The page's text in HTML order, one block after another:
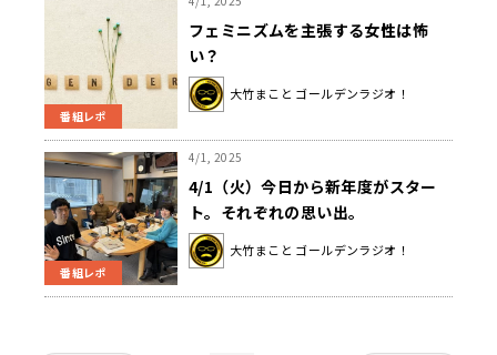
番組レポ
フェミニズムを主張する女性は怖
い？
大竹まこと ゴールデンラジオ！
番組レポ
4/1, 2025
4/1（火）今日から新年度がスター
ト。それぞれの思い出。
大竹まこと ゴールデンラジオ！